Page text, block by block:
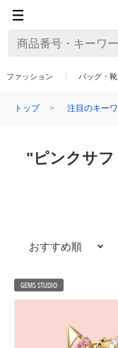
ファッション バッグ・
トップ 注目のキー
"ピンクサ
おすすめ順